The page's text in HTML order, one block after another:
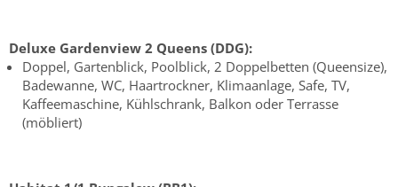
Deluxe Gardenview 2 Queens (DDG):
Doppel, Gartenblick, Poolblick, 2 Doppelbetten (Queensize),
Badewanne, WC, Haartrockner, Klimaanlage, Safe, TV,
Kaffeemaschine, Kühlschrank, Balkon oder Terrasse
(möbliert)